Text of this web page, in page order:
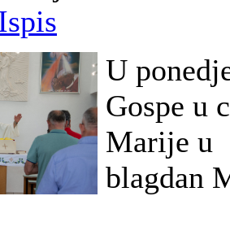
U
Gospe u
Marije u
blagdan